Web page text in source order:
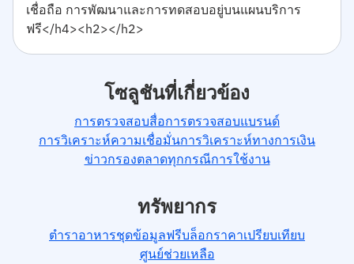
เชื่อถือ การพัฒนาและการทดสอบอยู่บนแผนบริการ
ฟรี</h4><h2></h2>
โซลูชันที่เกี่ยวข้อง
การตรวจสอบสื่อการตรวจสอบแบรนด์
การวิเคราะห์ความเชื่อมั่นการวิเคราะห์ทางการเงิน
ข่าวกรองตลาดทุกกรณีการใช้งาน
ทรัพยากร
ตำราอาหารชุดข้อมูลฟรีบล็อกราคาเปรียบเทียบ
ศูนย์ช่วยเหลือ